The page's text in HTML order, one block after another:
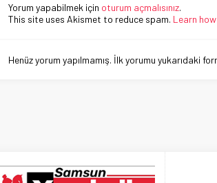
Yorum yapabilmek için oturum açmalısınız.
This site uses Akismet to reduce spam. Learn
Henüz yorum yapılmamış. İlk yorumu yukarıdaki
TÜNELDE FACİA!